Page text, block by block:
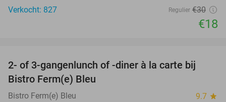
Verkocht: 827
Regulier €30
€18
37%
2- of 3-gangenlunch of -diner à la carte bij
Bistro Ferm(e) Bleu
Bistro Ferm(e) Bleu 9.7 star